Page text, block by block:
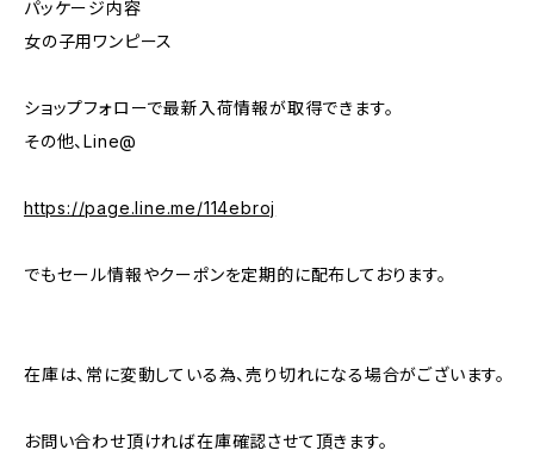
パッケージ内容
女の子用ワンピース
ショップフォローで最新入荷情報が取得できます。
その他、Line@
https://page.line.me/114ebroj
でもセール情報やクーポンを定期的に配布しております。
在庫は、常に変動している為、売り切れになる場合がございます。
お問い合わせ頂ければ在庫確認させて頂きます。